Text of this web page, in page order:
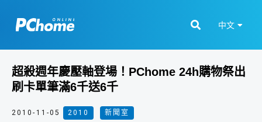
中文
超殺週年慶壓軸登場！PChome 24h購物祭出
刷卡單筆滿6千送6千
2010-11-05 2010 新聞室